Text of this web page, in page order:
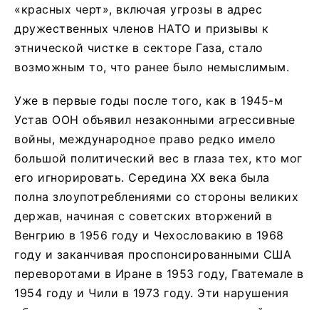
«красных черт», включая угрозы в адрес
дружественных членов НАТО и призывы к
этнической чистке в секторе Газа, стало
возможным то, что ранее было немыслимым.
Уже в первые годы после того, как в 1945-м
Устав ООН объявил незаконными агрессивные
войны, международное право редко имело
большой политический вес в глаза тех, кто мог
его игнорировать. Середина XX века была
полна злоупотреблениями со стороны великих
держав, начиная с советских вторжений в
Венгрию в 1956 году и Чехословакию в 1968
году и заканчивая проспонсированными США
переворотами в Иране в 1953 году, Гватемале в
1954 году и Чили в 1973 году. Эти нарушения